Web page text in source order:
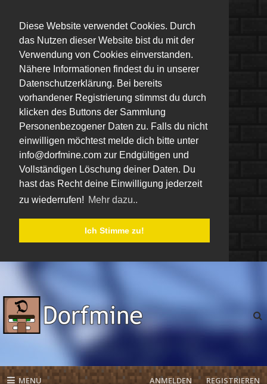
Diese Website verwendet Cookies. Durch
das Nutzen dieser Website bist du mit der
Verwendung von Cookies einverstanden.
Nähere Informationen findest du in unserer
Datenschutzerklärung. Bei bereits
vorhandener Registrierung stimmst du durch
klicken des Buttons der Sammlung
Personenbezogener Daten zu. Falls du nicht
einwilligen möchtest melde dich bitte unter
info@dorfmine.com zur Endgültigen und
Vollständigen Löschung deiner Daten. Du
hast das Recht deine Einwilligung jederzeit
zu wiederrufen! Mehr dazu..
Ich Stimme zu!
MENU ANMELDEN REGISTRIEREN